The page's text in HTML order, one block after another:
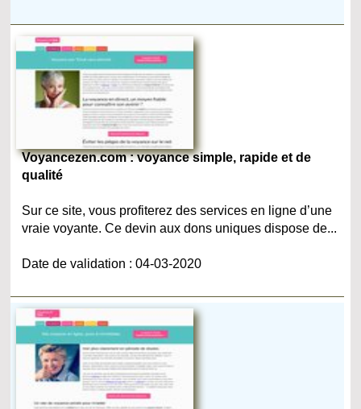
Voyancezen.com : voyance simple, rapide et de
qualité
Sur ce site, vous profiterez des services en ligne d’une
vraie voyante. Ce devin aux dons uniques dispose de...
Date de validation : 04-03-2020